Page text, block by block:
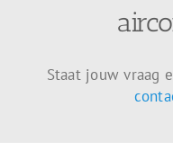
Staat jouw vraag